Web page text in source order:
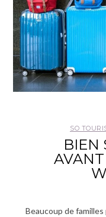
CONTACT
SO
BIEN
Beaucoup de